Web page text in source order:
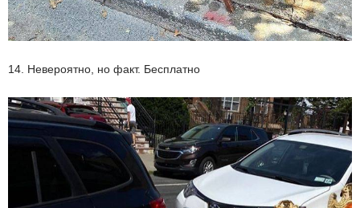
14. Невероятно, но факт. Бесплатно